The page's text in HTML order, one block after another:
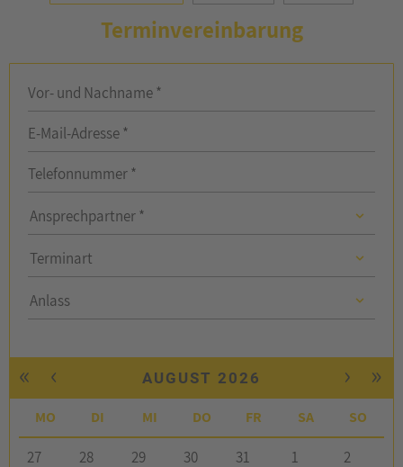
Terminvereinbarung
Vor- und Nachname *
E-Mail-Adresse *
Telefonnummer *
Ansprechpartner *
Terminart
Anlass
« ‹ AUGUST 2026 › »
MO DI MI DO FR SA SO
27 28 29 30 31 1
2